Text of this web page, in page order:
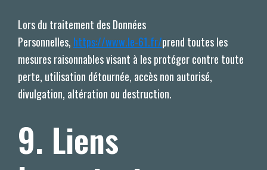
Lors du traitement des Données
Personnelles, https://www.le-61.fr/prend toutes les
mesures raisonnables visant à les protéger contre toute
perte, utilisation détournée, accès non autorisé,
divulgation, altération ou destruction.
9. Liens